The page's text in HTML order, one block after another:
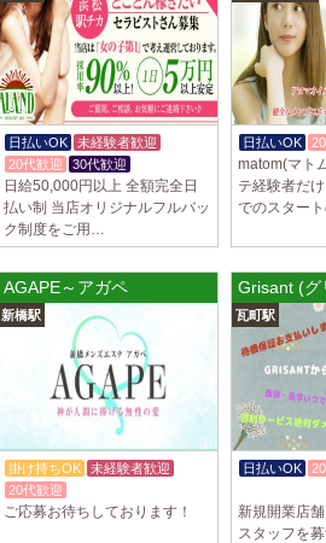
2025/04/05[日本橋駅]
Aroma de Banana (あろばな)
オープンにつきセラピスト大募集！！ 求人探し
貴方様に朗報です！ 当店では講習制度を徹底し
ラ…
2025/04/04[吉祥寺駅]
LoveCHU (ラブチュ) 吉祥寺ルーム
やる気のあるセラピスト大募集！ 「本気で稼ぎ
人気セラピストになりたい！」 そんなあなたを
2025/04/04[渋谷駅]
LoveCHU (ラブチュ) 渋谷ルーム
やる気のあるセラピスト大募集！ 「本気で稼ぎ
人気セラピストになりたい！」 そんなあなたを
ます…
2025/04/02[千歳烏山駅]
LoveCHU (ラブチュ) 千歳烏山ルーム
やる気のあるセラピスト大募集！ 「本気で稼ぎ
人気セラピストになりたい！」 そんなあなたを
日払いOK
未経験者歓迎
20代歓迎
30代歓迎
日給50,000円以上 全額完全日
払い制 当店オリジナルフルバッ
ク制度をご用…
日払いOK
matom(マト
テ経験者だ
でのスター
AGAPE～アガペ
新橋駅
掛け持ちOK
未経験者歓迎
20代歓迎
ご応募お待ちしております！
Grisant (グ
瓦町駅
日払いOK
新規開業店
スタッフを